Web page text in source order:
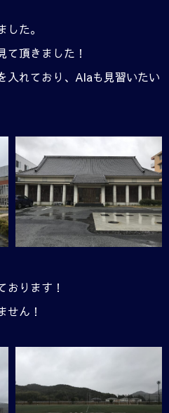
た。
て頂きました！
入れており、Alaも見習いたい
おります！
せん！